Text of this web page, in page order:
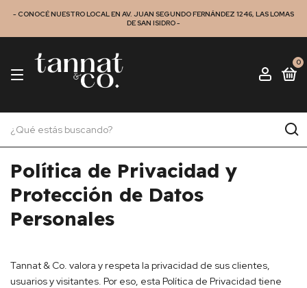
- CONOCÉ NUESTRO LOCAL EN AV. JUAN SEGUNDO FERNÁNDEZ 1246, LAS LOMAS
DE SAN ISIDRO -
0
Política de Privacidad y
Protección de Datos
Personales
Tannat & Co. valora y respeta la privacidad de sus clientes,
usuarios y visitantes. Por eso, esta Política de Privacidad tiene